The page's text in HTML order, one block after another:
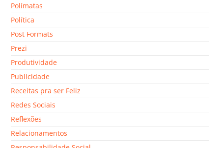
Polímatas
Política
Post Formats
Prezi
Produtividade
Publicidade
Receitas pra ser Feliz
Redes Sociais
Reflexões
Relacionamentos